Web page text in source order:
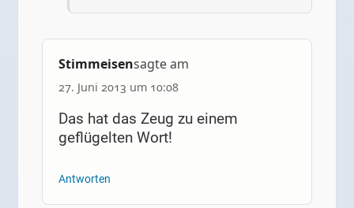
Stimmeisensagte am
27. Juni 2013 um 10:08
Das hat das Zeug zu einem
geflügelten Wort!
Antworten